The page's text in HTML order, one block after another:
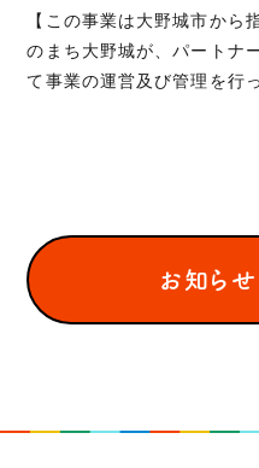
【この事業は大野城市から
のまち大野城が、パートナ
て事業の運営及び管理を行
お知ら